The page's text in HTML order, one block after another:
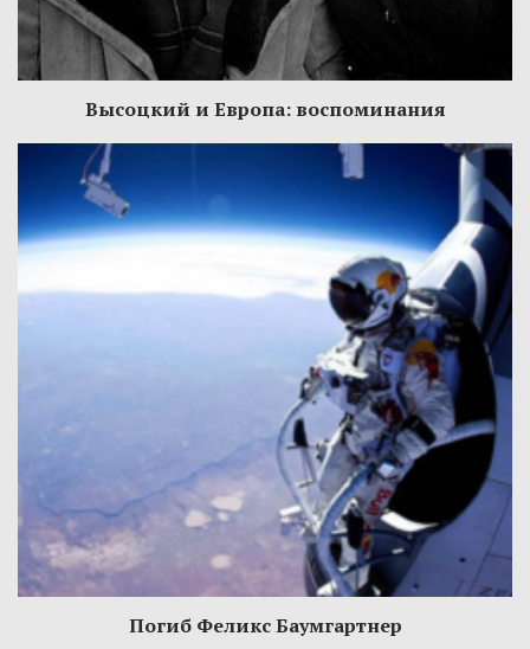
Высоцкий и Европа: воспоминания
Погиб Феликс Баумгартнер